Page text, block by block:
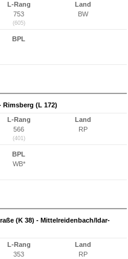
L-Rang
753
(605)
Land
BW
BPL
Rimsberg (L 172)
L-Rang
566
(401)
Land
RP
BPL
WB*
(K 38) - Mittelreidenbach/Idar-
L-Rang
353
Land
RP